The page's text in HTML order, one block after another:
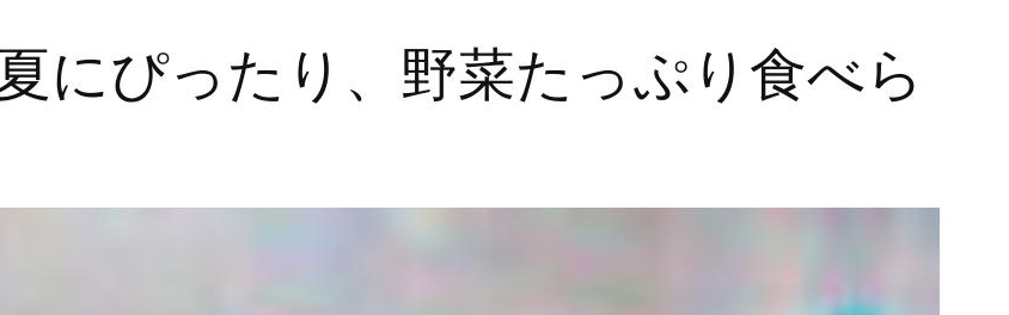
にぴったり、野菜たっぷり食べら